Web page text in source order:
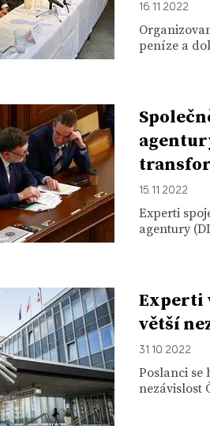
16. 11. 2022
peníze a
15. 11. 2022
Experti
agentury
Experti
větší
31. 10. 2022
Poslanci
nezávislost